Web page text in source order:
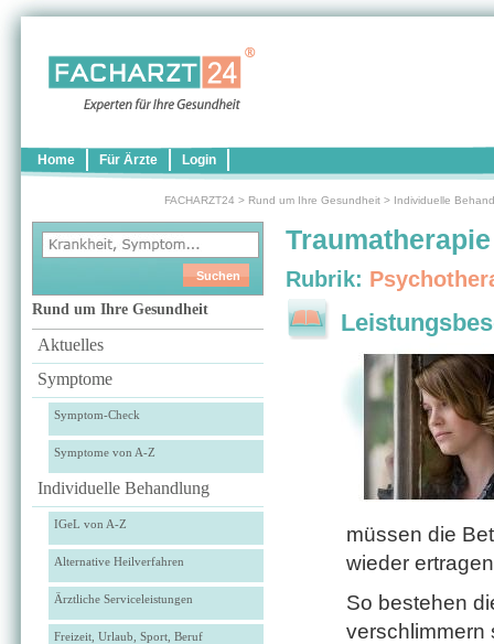
Home Für Ärzte Login
FACHARZT24 > Rund um Ihre Gesundheit > Individuelle
Rund um Ihre Gesundheit
Aktuelles
Symptome
Symptom-Check
Symptome von A-Z
Individuelle Behandlung
IGeL von A-Z
Alternative Heilverfahren
Ärztliche Serviceleistungen
Freizeit, Urlaub, Sport, Beruf
Traumatherapie
Rubrik:
müssen die
wieder
So bestehen
verschlimmern